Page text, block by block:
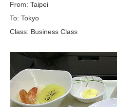
From: Taipei
To: Tokyo
Class: Business Class